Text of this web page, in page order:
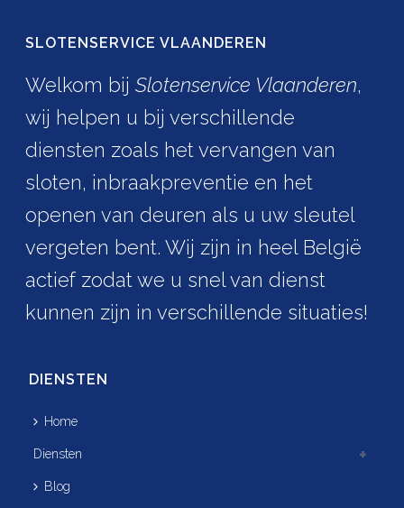
SLOTENSERVICE VLAANDEREN
Welkom bijSlotenservice Vlaanderen,
wij helpen u bij verschillende
diensten zoals het vervangen van
sloten, inbraakpreventie en het
openen van deuren als u uw sleutel
vergeten bent. Wij zijn in heel België
actief zodat we u snel van dienst
kunnen zijn in verschillende situaties!
DIENSTEN
Home
Diensten
Blog